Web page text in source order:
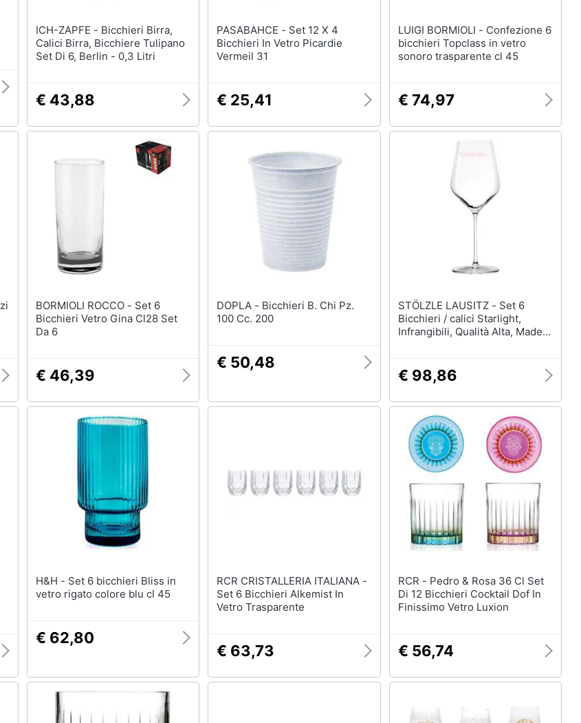
Regali festa della mamma
Per le mamme amanti della
moda
beauty routine
Per le mamme appassionate
Halloween
Zucca Halloween
Unghie finte
Vedi tutti
Boxing days
Giocattoli - Boxing Days
ICH-ZAPFE - Bicchieri Birra,
Calici Birra, Bicchiere Tulipano
Set Di 6, Berlin - 0,3 Litri
€ 43,88
PASABAHCE - Set 12 X 4
Bicchieri In Vetro Picardie
Vermeil 31
€ 25,41
LUIGI BORMIOLI - Confezione 6
bicchieri Topclass in vetro
sonoro trasparente cl 45
€ 74,97
BORMIOLI ROCCO - Set 6
Bicchieri Vetro Gina Cl28 Set
Da 6
€ 46,39
DOPLA - Bicchieri B. Chi Pz.
100 Cc. 200
€ 50,48
STÖLZLE LAUSITZ - Set 6
Bicchieri / calici Starlight,
Infrangibili, Qualità Alta, Made
€ 98,86
H&H - Set 6 bicchieri Bliss in
vetro rigato colore blu cl 45
€ 62,80
RCR CRISTALLERIA ITALIANA -
Set 6 Bicchieri Alkemist In
Vetro Trasparente
€ 63,73
RCR - Pedro & Rosa 36 Cl Set
Di 12 Bicchieri Cocktail Dof In
Finissimo Vetro Luxion
€ 56,74